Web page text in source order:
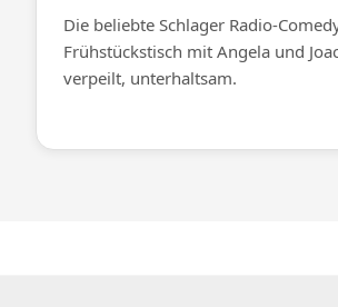
Die beliebte Schlager Radio-
Frühstückstisch mit Angela und
verpeilt, unterhaltsam.